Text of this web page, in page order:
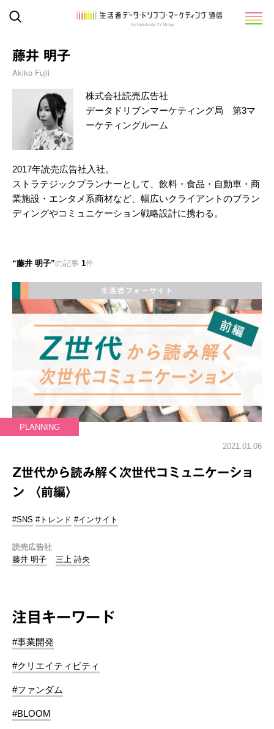
藤井 明子
Akiko Fujii
株式会社読売広告社
データドリブンマーケティング局 第3マ
ーケティングルーム
2017年読売広告社入社。
ストラテジックプランナーとして、飲料・食品・自動車・商
業施設・エンタメ系商材など、幅広いクライアントのブラン
ディングやコミュニケーション戦略設計に携わる。
藤井 明子 の記事 1件
PLANNING
2021.01.06
Z世代から読み解く次世代コミュニケーショ
ン 〈前編〉
#SNS #トレンド #インサイト
読売広告社
藤井 明子
三上 詩央
注目キーワード
#事業開発
#クリエイティビティ
#ファンダム
#BLOOM